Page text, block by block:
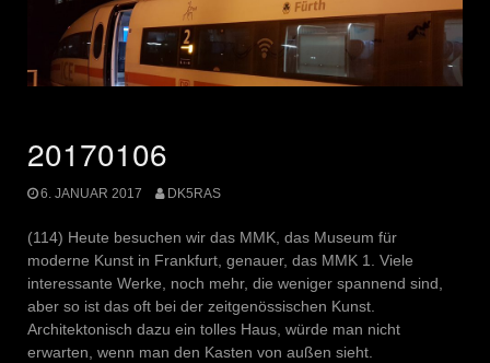
20170106
6. JANUAR 2017 DK5RAS
(114) Heute besuchen wir das MMK, das Museum für
moderne Kunst in Frankfurt, genauer, das MMK 1. Viele
interessante Werke, noch mehr, die weniger spannend sind,
aber so ist das oft bei der zeitgenössischen Kunst.
Architektonisch dazu ein tolles Haus, würde man nicht
erwarten, wenn man den Kasten von außen sieht.